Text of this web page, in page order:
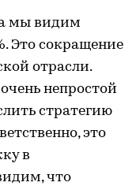
мы видим
Это сокращение
отрасли.
непростой
стратегию
это
в
что